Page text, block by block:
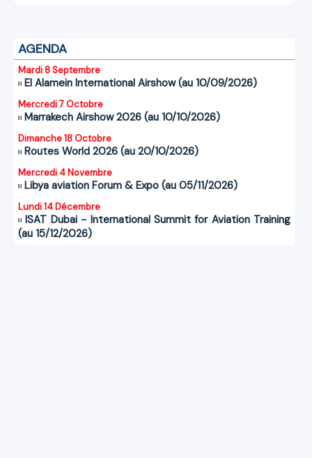
AGENDA
Mardi 8 Septembre
El Alamein International Airshow (au 10/09/2026)
Mercredi 7 Octobre
Marrakech Airshow 2026 (au 10/10/2026)
Dimanche 18 Octobre
Routes World 2026 (au 20/10/2026)
Mercredi 4 Novembre
Libya aviation Forum & Expo (au 05/11/2026)
Lundi 14 Décembre
ISAT Dubai - International Summit for Aviation Training
(au 15/12/2026)